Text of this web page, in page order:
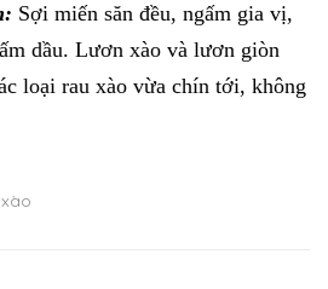
Sợi miến săn đều, ngấm gia vị,
dầu. Lươn xào và lươn giòn
loại rau xào vừa chín tới, không